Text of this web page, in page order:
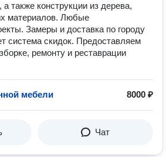
также конструкции из дерева,
материалов. Любые
Замеры и доставка по городу
система скидок. Предоставляем
ремонту и реставрации
мебели 8000 ₽
Чат